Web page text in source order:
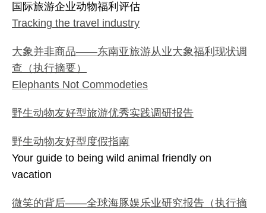
国际旅游企业动物福利评估
Tracking the travel industry
大象并非商品——东南亚旅游从业大象福利现状调
查（执行摘要）
Elephants Not Commodeties
野生动物友好型旅游优秀实践调研报告
野生动物友好型度假指南
Your guide to being wild animal friendly on
vacation
微笑的背后——全球海豚娱乐业研究报告（执行摘